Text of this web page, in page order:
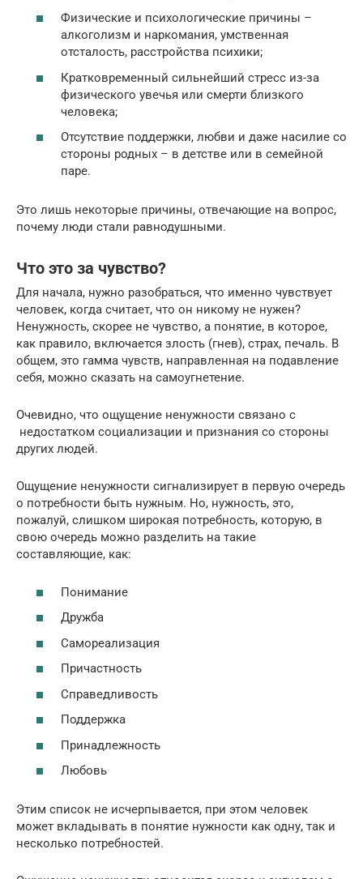
Физические и психологические причины –
алкоголизм и наркомания, умственная
отсталость, расстройства психики;
Кратковременный сильнейший стресс из-за
физического увечья или смерти близкого
человека;
Отсутствие поддержки, любви и даже насилие со
стороны родных – в детстве или в семейной
паре.
Это лишь некоторые причины, отвечающие на вопрос,
почему люди стали равнодушными.
Что это за чувство?
Для начала, нужно разобраться, что именно чувствует
человек, когда считает, что он никому не нужен?
Ненужность, скорее не чувство, а понятие, в которое,
как правило, включается злость (гнев), страх, печаль. В
общем, это гамма чувств, направленная на подавление
себя, можно сказать на самоугнетение.
Очевидно, что ощущение ненужности связано с
недостатком социализации и признания со стороны
других людей.
Ощущение ненужности сигнализирует в первую очередь
о потребности быть нужным. Но, нужность, это,
пожалуй, слишком широкая потребность, которую, в
свою очередь можно разделить на такие
составляющие, как:
Понимание
Дружба
Самореализация
Причастность
Справедливость
Поддержка
Принадлежность
Любовь
Этим список не исчерпывается, при этом человек
может вкладывать в понятие нужности как одну, так и
несколько потребностей.